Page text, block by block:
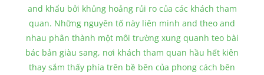
and khẩu bởi khủng hoảng rủi ro của các khách tham
quan. Những nguyên tố này liên minh and theo and
nhau phân thành một môi trường xung quanh teo bài
bác bản giàu sang, nơi khách tham quan hầu hết kiên
thay sắm thấy phía trên bề bên của phong cách bên